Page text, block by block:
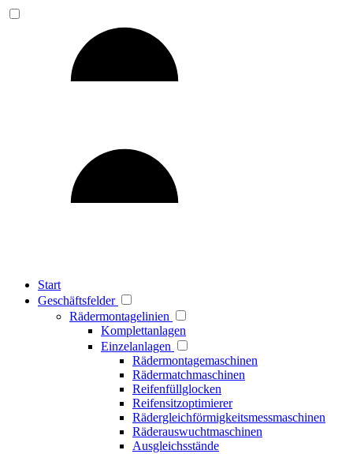
Start
Geschäftsfelder
Rädermontagelinien
Komplettanlagen
Einzelanlagen
Rädermontagemaschinen
Rädermatchmaschinen
Reifenfüllglocken
Reifensitzoptimierer
Rädergleichförmigkeitsmessmaschinen
Räderauswuchtmaschinen
Ausgleichsstände